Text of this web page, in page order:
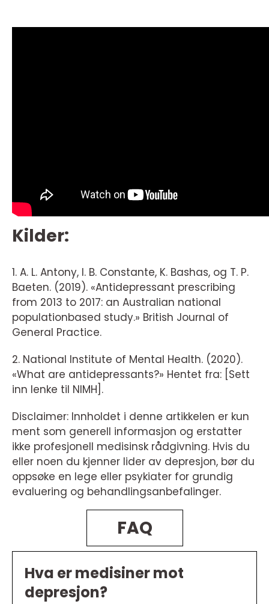
Kilder:
1. A. L. Antony, I. B. Constante, K. Bashas, og T. P.
Baeten. (2019). «Antidepressant prescribing
from 2013 to 2017: an Australian national
populationbased study.» British Journal of
General Practice.
2. National Institute of Mental Health. (2020).
«What are antidepressants?» Hentet fra: [Sett
inn lenke til NIMH].
Disclaimer: Innholdet i denne artikkelen er kun
ment som generell informasjon og erstatter
ikke profesjonell medisinsk rådgivning. Hvis du
eller noen du kjenner lider av depresjon, bør du
oppsøke en lege eller psykiater for grundig
evaluering og behandlingsanbefalinger.
FAQ
Hva er medisiner mot
depresjon?